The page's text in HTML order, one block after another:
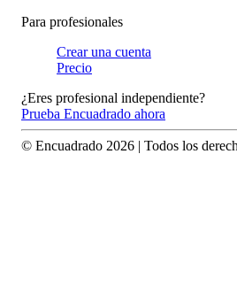
Para profesionales
Crear una cuenta
Precio
¿Eres profesional independiente?
Prueba Encuadrado ahora
© Encuadrado 2026 | Todos los